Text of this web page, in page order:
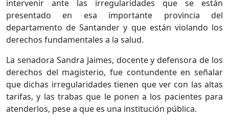
intervenir ante las irregularidades que se están
presentado en esa importante provincia del
departamento de Santander y que están violando los
derechos fundamentales a la salud.
La senadora Sandra Jaimes, docente y defensora de los
derechos del magisterio, fue contundente en señalar
que dichas irregularidades tienen que ver con las altas
tarifas, y las trabas que le ponen a los pacientes para
atenderlos, pese a que es una institución pública.